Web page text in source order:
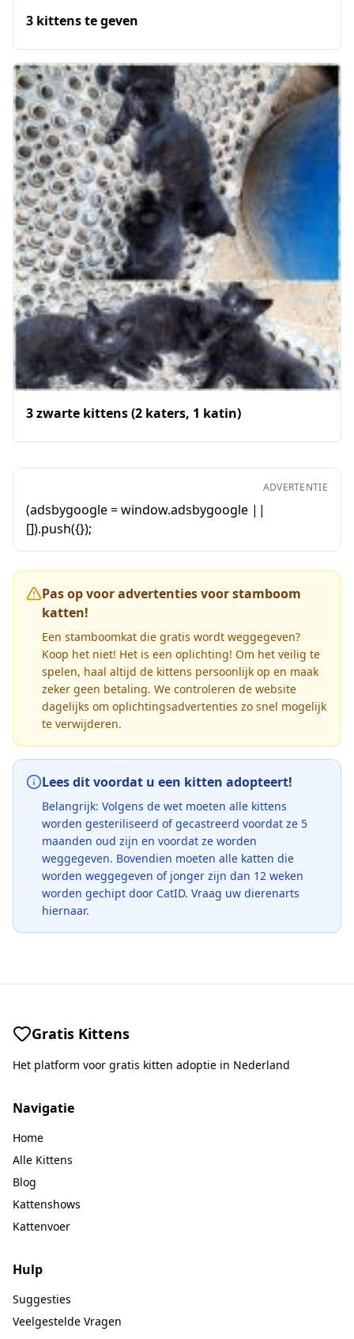
3 kittens te geven
3 zwarte kittens (2 katers, 1 katin)
ADVERTENTIE
(adsbygoogle = window.adsbygoogle ||
[]).push({});
Pas op voor advertenties voor stamboom
katten!
Een stamboomkat die gratis wordt weggegeven?
Koop het niet! Het is een oplichting! Om het veilig te
spelen, haal altijd de kittens persoonlijk op en maak
zeker geen betaling. We controleren de website
dagelijks om oplichtingsadvertenties zo snel mogelijk
te verwijderen.
Lees dit voordat u een kitten adopteert!
Belangrijk: Volgens de wet moeten alle kittens
worden gesteriliseerd of gecastreerd voordat ze 5
maanden oud zijn en voordat ze worden
weggegeven. Bovendien moeten alle katten die
worden weggegeven of jonger zijn dan 12 weken
worden gechipt door CatID. Vraag uw dierenarts
hiernaar.
Gratis Kittens
Het platform voor gratis kitten adoptie in Nederland
Navigatie
Home
Alle Kittens
Blog
Kattenshows
Kattenvoer
Hulp
Suggesties
Veelgestelde Vragen